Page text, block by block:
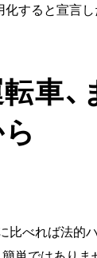
すると宣言し
車、
比べれば法的